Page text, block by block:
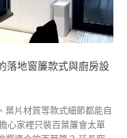
落地窗簾款式與廚房設
葉片材質等款式細節都能自
心家裡只裝百葉簾會太單